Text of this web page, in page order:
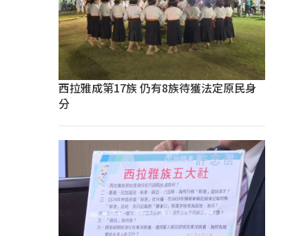
西拉雅成第17族 仍有8族待獲法定原民身
分